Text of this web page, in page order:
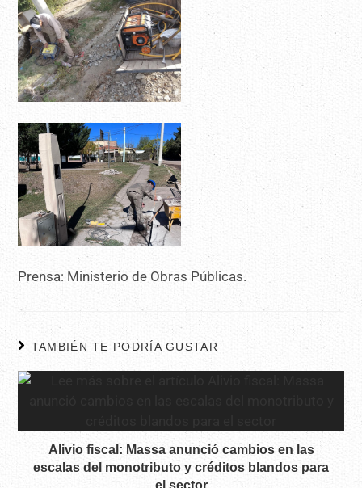
Prensa: Ministerio de Obras Públicas.
TAMBIÉN TE PODRÍA GUSTAR
Alivio fiscal: Massa anunció cambios en las
escalas del monotributo y créditos blandos para
el sector